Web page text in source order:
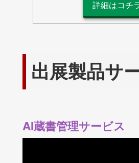
詳細はコチ
出展製品サ
AI蔵書管理サービス